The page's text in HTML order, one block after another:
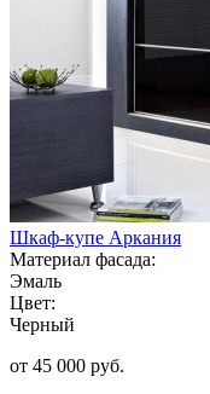
Шкаф-купе Аркания
Материал фасада:
Эмаль
Цвет:
Черный
от 45 000 руб.